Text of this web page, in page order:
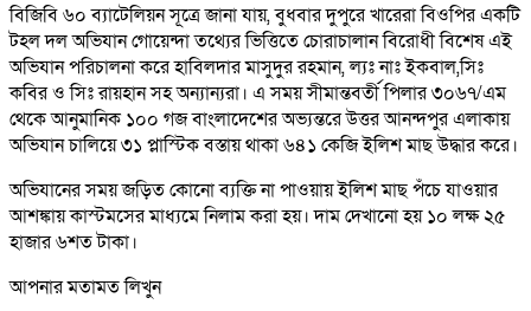
বিজিবি ৬০ ব্যাটেলিয়ন সূত্রে জানা যায়, বুধবার দুপুরে খারেরা বিওপির একটি
টহল দল অভিযান গোয়েন্দা তথ্যের ভিত্তিতে চোরাচালান বিরোধী বিশেষ এই
অভিযান পরিচালনা করে হাবিলদার মাসুদুর রহমান, ল্যঃ নাঃ ইকবাল,সিঃ
কবির ও সিঃ রায়হান সহ অন্যান্যরা। এ সময় সীমান্তবর্তী পিলার ৩০৬৭/এম
থেকে আনুমানিক ১০০ গজ বাংলাদেশের অভ্যন্তরে উত্তর আনন্দপুর এলাকায়
অভিযান চালিয়ে ৩১ প্লাস্টিক বস্তায় থাকা ৬৪১ কেজি ইলিশ মাছ উদ্ধার করে।
অভিযানের সময় জড়িত কোনো ব্যক্তি না পাওয়ায় ইলিশ মাছ পঁচে যাওয়ার
আশঙ্কায় কাস্টমসের মাধ্যমে নিলাম করা হয়। দাম দেখানো হয় ১০ লক্ষ ২৫
হাজার ৬শত টাকা।
আপনার মতামত লিখুন